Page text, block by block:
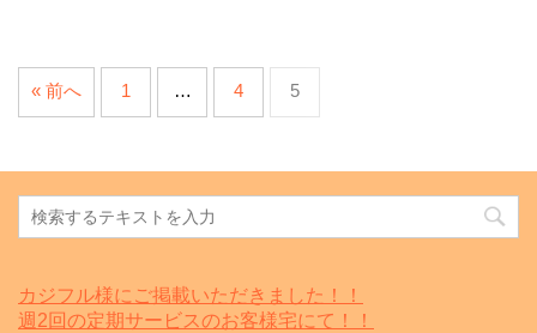
« 前へ 1 … 4 5
カジフル様にご掲載いただきました！！
週2回の定期サービスのお客様宅にて！！